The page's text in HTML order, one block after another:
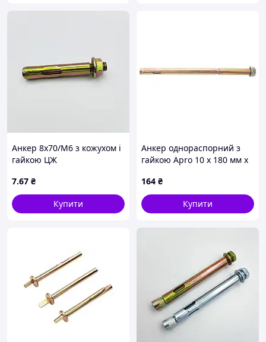
Анкер 8х70/М6 з кожухом і
гайкою ЦЖ
7.67 ₴
Купити
Анкер однораспорний з
гайкою Apro 10 х 180 мм x
164 ₴
Купити